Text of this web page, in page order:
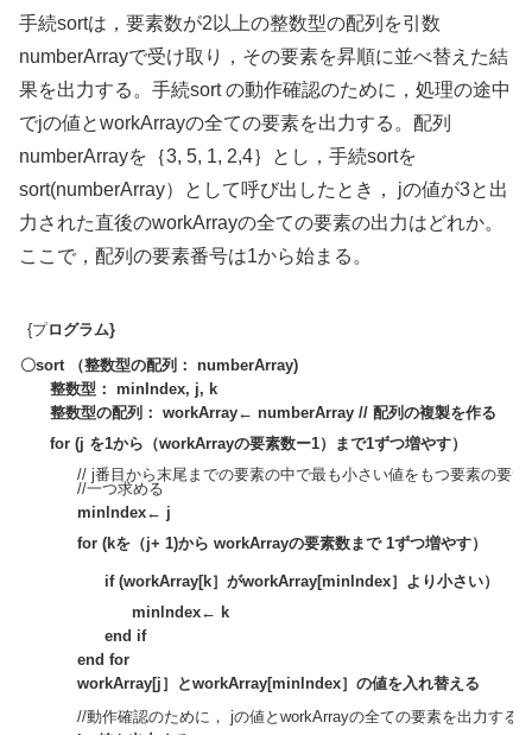
手続sortは，要素数が2以上の整数型の配列を引数
numberArrayで受け取り，その要素を昇順に並べ替えた結
果を出力する。手続sort の動作確認のために，処理の途中
でjの値とworkArrayの全ての要素を出力する。配列
numberArrayを｛3, 5, 1, 2,4｝とし，手続sortを
sort(numberArray）として呼び出したとき， jの値が3と出
力された直後のworkArrayの全ての要素の出力はどれか。
ここで，配列の要素番号は1から始まる。
{プログラム}
〇sort （整数型の配列： numberArray)
整数型： minIndex, j, k
整数型の配列： workArray← numberArray // 配列の複製を作る
for (j を1から（workArrayの要素数ー1）まで1ずつ増やす）
// j番目から末尾までの要素の中で最も小さい値をもつ要素の要素
//一つ求める
minlndex← j
for (kを（j+ 1)から workArrayの要素数まで 1ずつ増やす）
if (workArray[k］がworkArray[minlndex］より小さい）
minlndex← k
end if
end for
workArray[j］とworkArray[minlndex］の値を入れ替える
//動作確認のために， jの値とworkArrayの全ての要素を出力する